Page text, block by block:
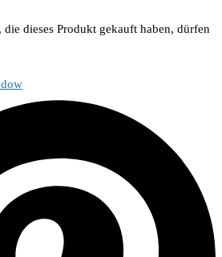
dieses Produkt gekauft haben, dürfen